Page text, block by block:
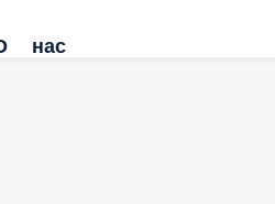
О нас